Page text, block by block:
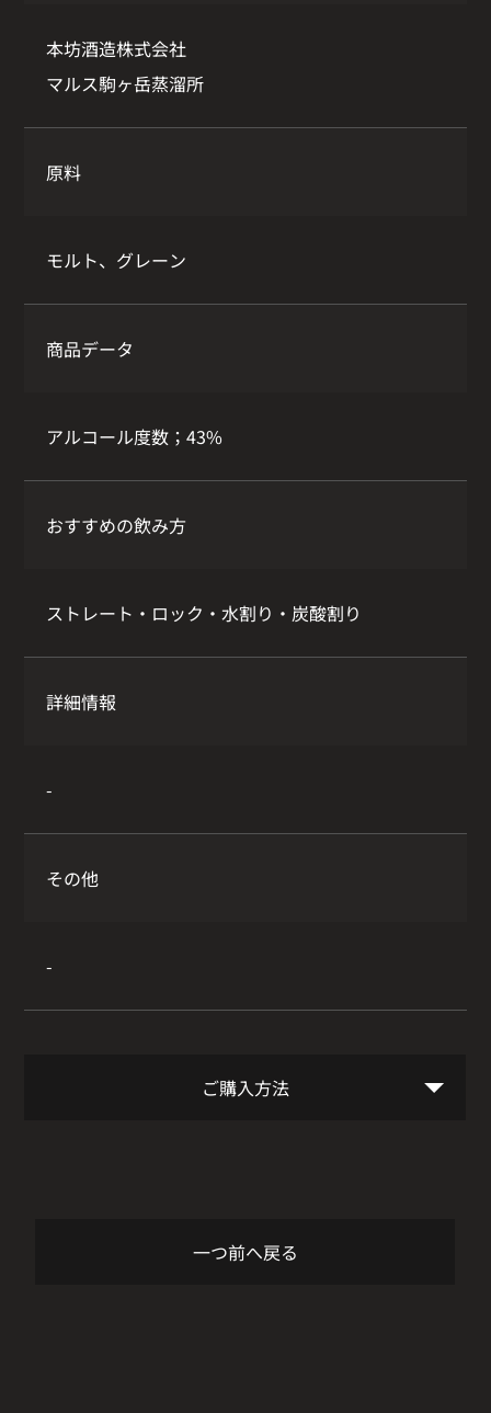
本坊酒造株式会社
マルス駒ヶ岳蒸溜所
原料
モルト、グレーン
商品データ
アルコール度数；43%
おすすめの飲み方
ストレート・ロック・水割り・炭酸割り
詳細情報
-
その他
-
ご購入方法
一つ前へ戻る